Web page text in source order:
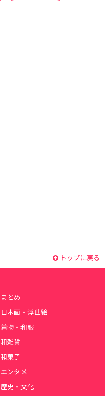
トップに戻る
まとめ
日本画・浮世絵
着物・和服
和雑貨
和菓子
エンタメ
歴史・文化